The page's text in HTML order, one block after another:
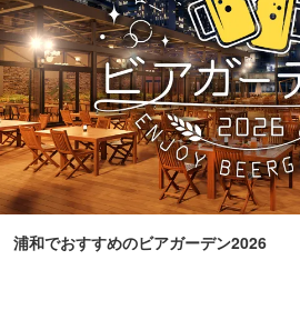
浦和でおすすめのビアガーデン2026